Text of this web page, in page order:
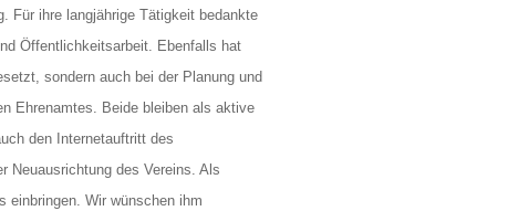
Für ihre langjährige Tätigkeit bedankte
Öffentlichkeitsarbeit. Ebenfalls hat
sondern auch bei der Planung und
Ehrenamtes. Beide bleiben als aktive
den Internetauftritt des
Neuausrichtung des Vereins. Als
einbringen. Wir wünschen ihm